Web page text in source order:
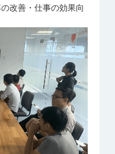
改善・仕事の効果向